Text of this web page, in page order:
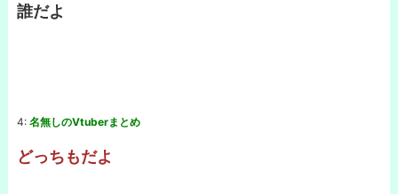
誰だよ
4: 名無しのVtuberまとめ
どっちもだよ